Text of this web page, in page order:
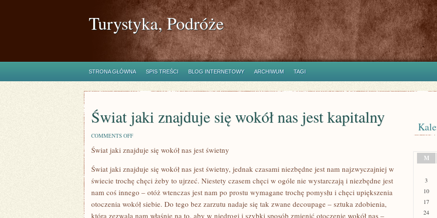
Turystyka, Podróże
STRONA GŁÓWNA SPIS TREŚCI BLOG INTERNETOWY ARCHIWUM TAGI
Świat jaki znajduje się wokół nas jest kapitalny
COMMENTS OFFON
JAKI
ZNAJDUJE
WOKÓŁ
NAS
JEST
KAPITALNY
Świat jaki znajduje się wokół nas jest świetny
Świat jaki znajduje się wokół nas jest świetny, jednak czasami niezbędne jest nam najzwyczajniej w
świecie trochę chęci żeby to ujrzeć. Niestety czasem chęci w ogóle nie wystarczają i niezbędne jest
nam coś innego – otóż wtenczas jest nam po prostu wymagane trochę pomysłu i chęci upiększenia
otoczenia wokół siebie. Do tego bez zarzutu nadaje się tak zwane decoupage – sztuka zdobienia,
która zezwala nam właśnie na to, aby w niedrogi i szybki sposób zmienić otoczenie wokół nas –
M
3
10
17
24